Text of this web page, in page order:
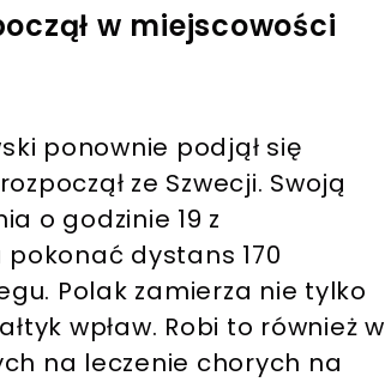
w miejscowości
ponownie podjął się
ze Szwecji. Swoją
o godzinie 19 z
dystans 170
Polak zamierza nie tylko
wpław. Robi to również w
na leczenie chorych na